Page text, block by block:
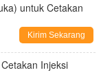
untuk Cetakan
Kirim Sekarang
Injeksi